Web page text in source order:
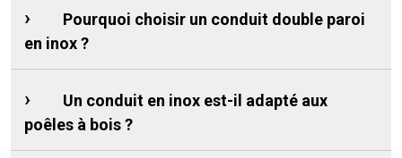
Pourquoi choisir un conduit double paroi
en inox ?
Un conduit en inox est-il adapté aux
poêles à bois ?